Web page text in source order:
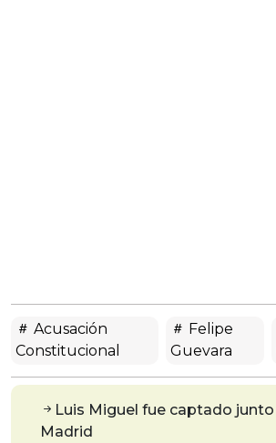
Acusación
Constitucional
Felipe
Guevara
Luis Miguel fue captado junto
Madrid